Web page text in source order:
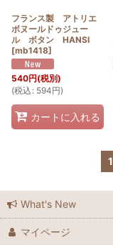
フランス製 アトリエ
ボヌールドゥジュー
ル ボタン HANSI
[mb1418]
540円(税別)
(税込 : 594円)
カートに入れる
1
What's New
マイページ